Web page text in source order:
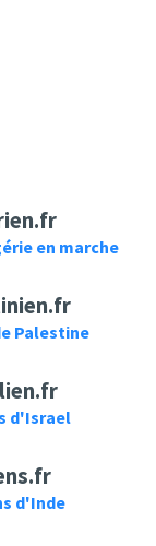
en marche
Palestine
d'Israel
d'Inde